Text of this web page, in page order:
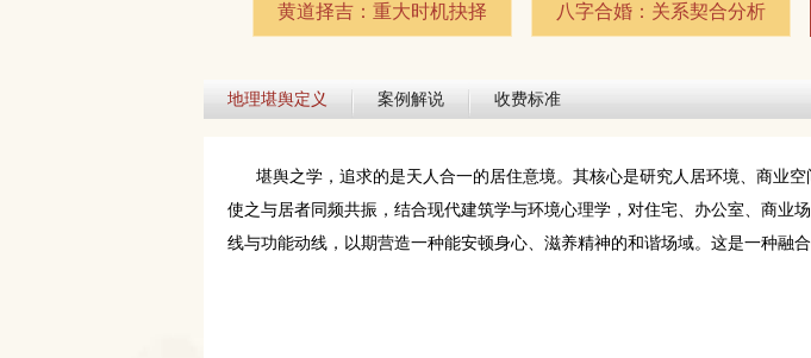
黄道择吉：重大时机抉择​ 八字合婚：关系契合分析​
地理堪舆定义 案例解说 收费标准
堪舆之学，追求的是天人合一的居住意境。其核心是研究人居环境、商业空
使之与居者同频共振，结合现代建筑学与环境心理学，对住宅、办公室、商业
线与功能动线，以期营造一种能安顿身心、滋养精神的和谐场域。这是一种融